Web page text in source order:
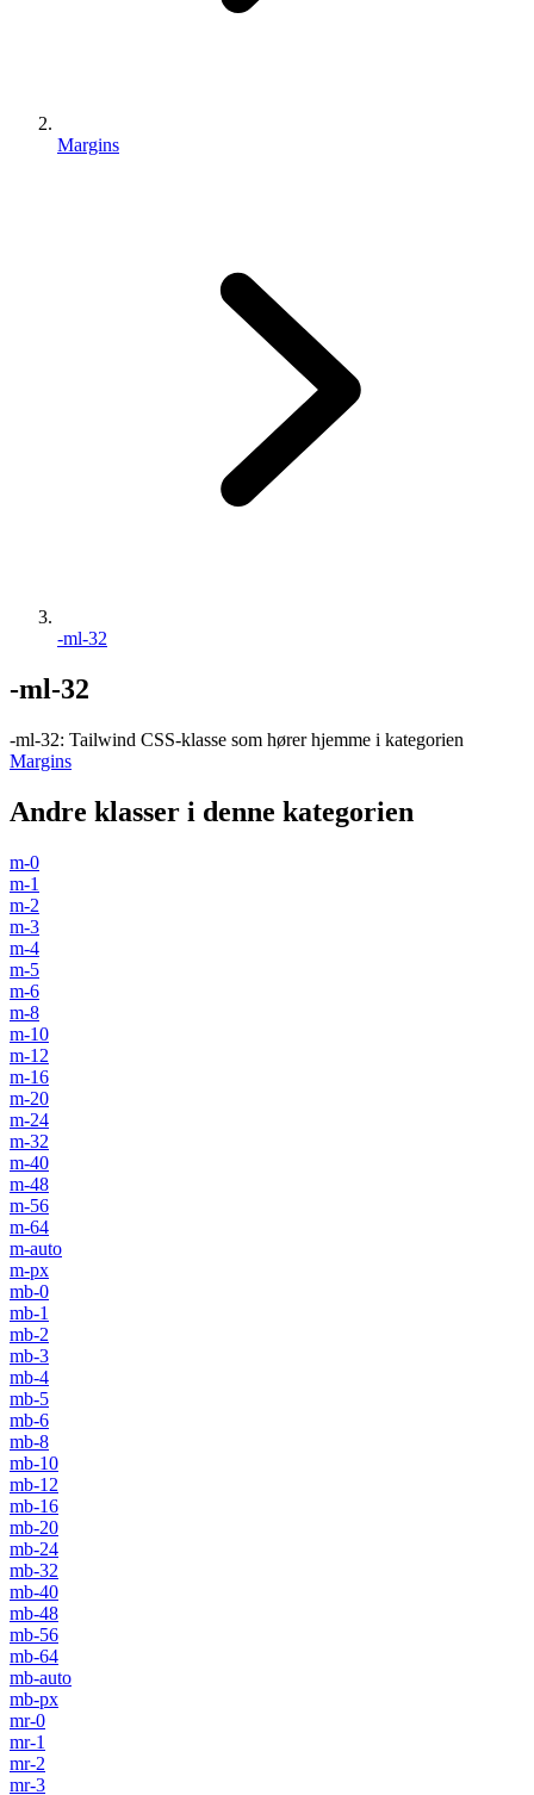
Margins
-ml-32
-ml-32
-ml-32: Tailwind CSS-klasse som hører hjemme i kategorien
Margins
Andre klasser i denne kategorien
m-0
m-1
m-2
m-3
m-4
m-5
m-6
m-8
m-10
m-12
m-16
m-20
m-24
m-32
m-40
m-48
m-56
m-64
m-auto
m-px
mb-0
mb-1
mb-2
mb-3
mb-4
mb-5
mb-6
mb-8
mb-10
mb-12
mb-16
mb-20
mb-24
mb-32
mb-40
mb-48
mb-56
mb-64
mb-auto
mb-px
mr-0
mr-1
mr-2
mr-3